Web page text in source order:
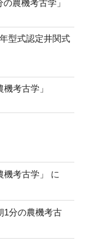
農機考古学」
型式認定井関式
考古学」
考古学」
に
1分の農機考古